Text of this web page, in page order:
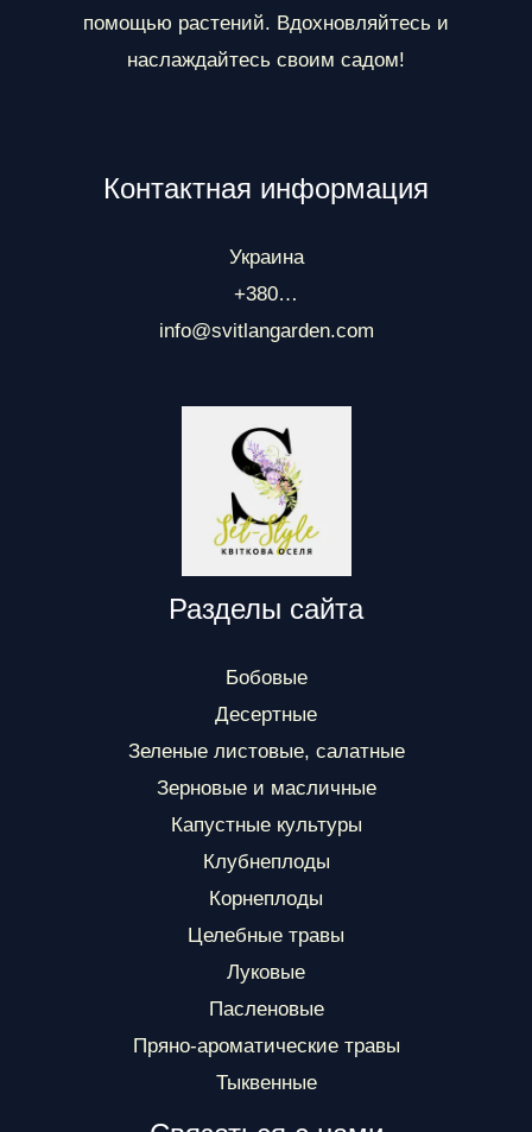
помощью растений. Вдохновляйтесь и
наслаждайтесь своим садом!
Контактная информация
Украина
+380…
info@svitlangarden.com
Разделы сайта
Бобовые
Десертные
Зеленые листовые, салатные
Зерновые и масличные
Капустные культуры
Клубнеплоды
Корнеплоды
Целебные травы
Луковые
Пасленовые
Пряно-ароматические травы
Тыквенные